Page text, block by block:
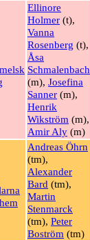
Ellinore
Holmer (t),
Vanna
Rosenberg (t),
Åsa
Schmalenbach
(m), Josefina
Sanner (m),
Henrik
Wikström (m),
Amir Aly (m)
Andreas Öhrn
(tm),
Alexander
Bard (tm),
Martin
Stenmarck
(tm), Peter
Boström (tm)